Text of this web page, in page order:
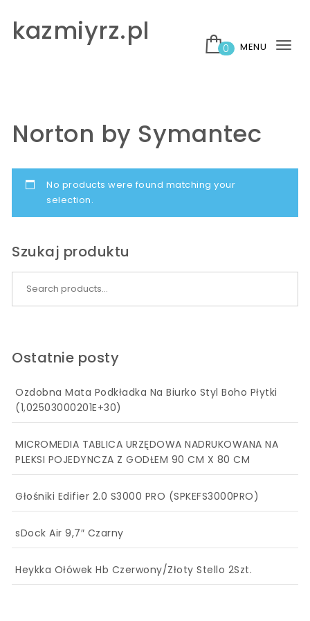
kazmiyrz.pl
0 MENU
Norton by Symantec
No products were found matching your
selection.
Szukaj produktu
Ostatnie posty
Ozdobna Mata Podkładka Na Biurko Styl Boho Płytki
(1,02503000201E+30)
MICROMEDIA TABLICA URZĘDOWA NADRUKOWANA NA
PLEKSI POJEDYNCZA Z GODŁEM 90 CM X 80 CM
Głośniki Edifier 2.0 S3000 PRO (SPKEFS3000PRO)
sDock Air 9,7″ Czarny
Heykka Ołówek Hb Czerwony/Złoty Stello 2Szt.